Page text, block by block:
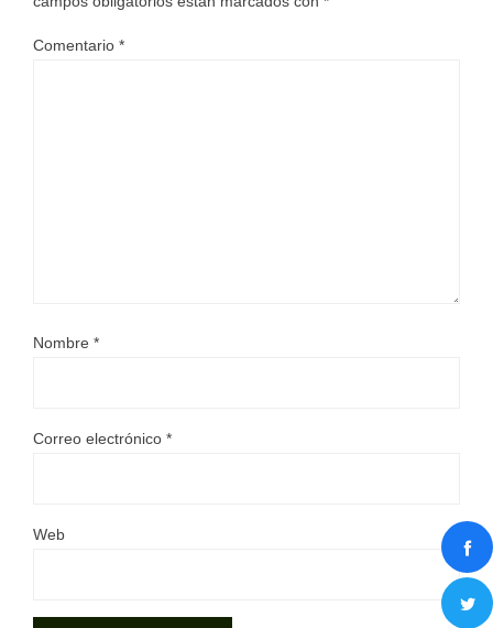
Comentario *
Nombre *
Correo electrónico *
Web